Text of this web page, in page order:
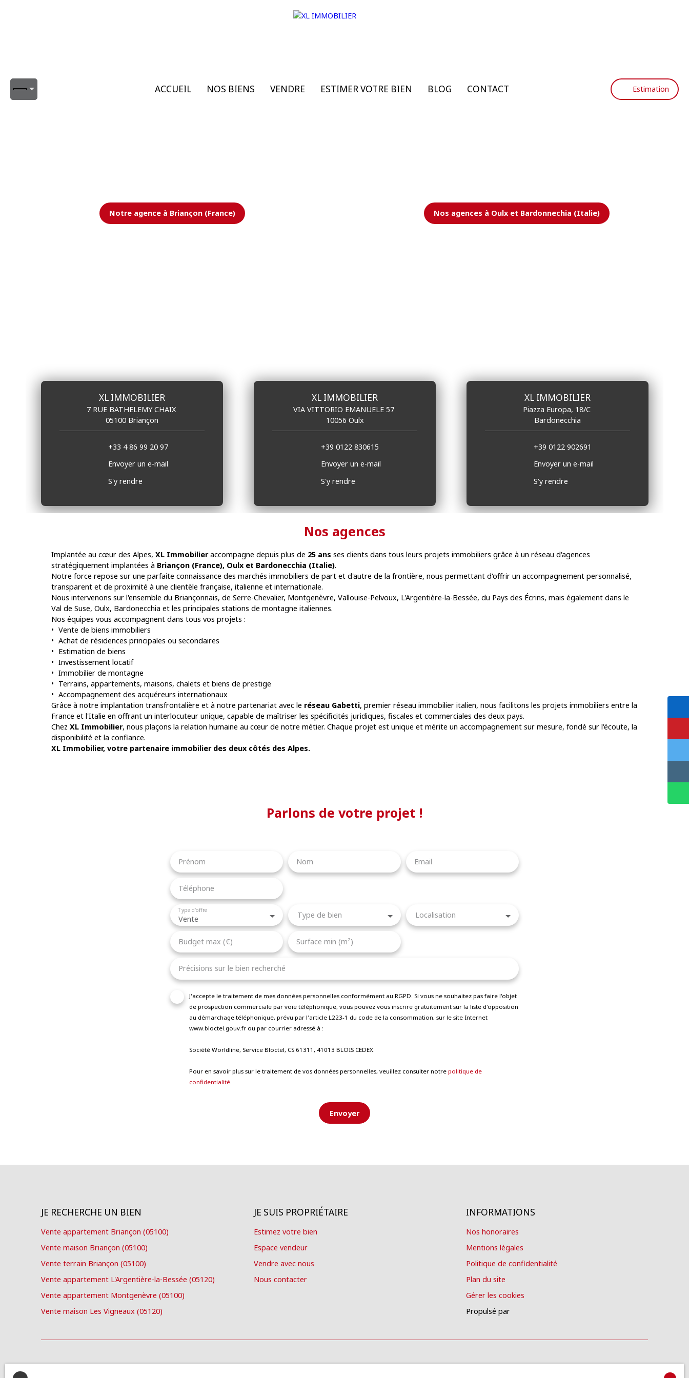
ACCUEIL NOS BIENS VENDRE ESTIMER VOTRE BIEN BLOG CONTACT Estimation
Notre agence à Briançon (France) Nos agences à Oulx et Bardonnechia (Italie)
XL IMMOBILIER
7 RUE BATHELEMY CHAIX
05100 Briançon
+33 4 86 99 20 97
Envoyer un e-mail
S'y rendre
XL IMMOBILIER
VIA VITTORIO EMANUELE 57
10056 Oulx
+39 0122 830615
Envoyer un e-mail
S'y rendre
XL IMMOBILIER
Piazza Europa, 18/C
Bardonecchia
+39 0122 902691
Envoyer un e-mail
S'y rendre
Nos agences
Implantée au cœur des Alpes, XL Immobilieraccompagne depuis plus de 25 ans ses clients dans tous leurs projets immobiliers grâce à un réseau d'agences
stratégiquement implantées à Briançon (France), Oulx et Bardonecchia (Italie).
Notre force repose sur une parfaite connaissance des marchés immobiliers de part et d'autre de la frontière, nous permettant d'offrir un accompagnement personnalisé,
transparent et de proximité à une clientèle française, italienne et internationale.
Nous intervenons sur l'ensemble du Briançonnais, de Serre-Chevalier, Montgenèvre, Vallouise-Pelvoux, L'Argentière-la-Bessée, du Pays des Écrins, mais également dans le
Val de Suse, Oulx, Bardonecchia et les principales stations de montagne italiennes.
Nos équipes vous accompagnent dans tous vos projets :
Vente de biens immobiliers
Achat de résidences principales ou secondaires
Estimation de biens
Investissement locatif
Immobilier de montagne
Terrains, appartements, maisons, chalets et biens de prestige
Accompagnement des acquéreurs internationaux
Grâce à notre implantation transfrontalière et à notre partenariat avec le réseau Gabetti, premier réseau immobilier italien, nous facilitons les projets immobiliers entre la
France et l'Italie en offrant un interlocuteur unique, capable de maîtriser les spécificités juridiques, fiscales et commerciales des deux pays.
Chez XL Immobilier, nous plaçons la relation humaine au cœur de notre métier. Chaque projet est unique et mérite un accompagnement sur mesure, fondé sur l'écoute, la
disponibilité et la confiance.
XL Immobilier, votre partenaire immobilier des deux côtés des Alpes.
Parlons de votre projet !
Prénom Nom Email
Téléphone
Vente
Type d'offre Type de bien Localisation
Budget max (€) Surface min (m²)
Précisions sur le bien recherché
J'accepte le traitement de mes données personnelles conformément au RGPD. Si vous ne souhaitez pas faire l'objet
de prospection commerciale par voie téléphonique, vous pouvez vous inscrire gratuitement sur la liste d'opposition
au démarchage téléphonique, prévu par l'article L223-1 du code de la consommation, sur le site Internet
www.bloctel.gouv.fr ou par courrier adressé à :
Société Worldline, Service Bloctel, CS 61311, 41013 BLOIS CEDEX.
Pour en savoir plus sur le traitement de vos données personnelles, veuillez consulter notre politique de
confidentialité.
Envoyer
JE RECHERCHE UN BIEN
Vente appartement Briançon (05100)
Vente maison Briançon (05100)
Vente terrain Briançon (05100)
Vente appartement L'Argentière-la-Bessée (05120)
Vente appartement Montgenèvre (05100)
Vente maison Les Vigneaux (05120)
JE SUIS PROPRIÉTAIRE
Estimez votre bien
Espace vendeur
Vendre avec nous
Nous contacter
INFORMATIONS
Nos honoraires
Mentions légales
Politique de confidentialité
Plan du site
Gérer les cookies
Propulsé par